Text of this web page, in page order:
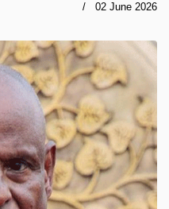
02 June 2026